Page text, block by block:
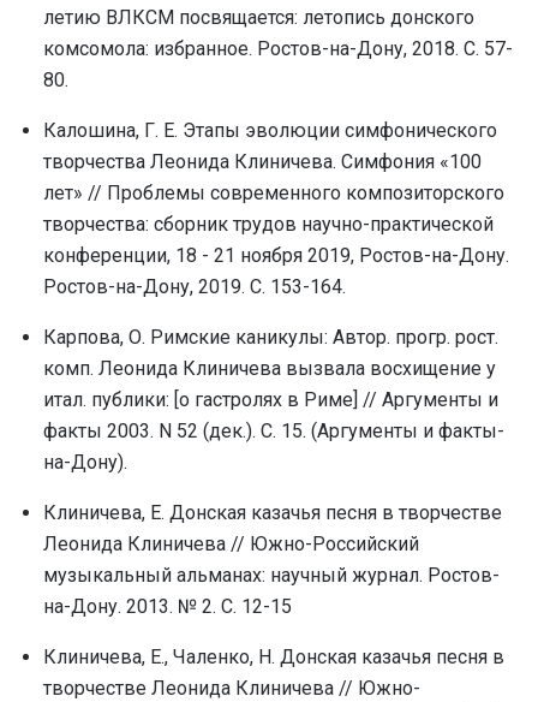
летию ВЛКСМ посвящается: летопись донского
комсомола: избранное. Ростов-на-Дону, 2018. С. 57-
80.
Калошина, Г. Е. Этапы эволюции симфонического
творчества Леонида Клиничева. Симфония «100
лет» // Проблемы современного композиторского
творчества: сборник трудов научно-практической
конференции, 18 - 21 ноября 2019, Ростов-на-Дону.
Ростов-на-Дону, 2019. С. 153-164.
Карпова, О. Римские каникулы: Автор. прогр. рост.
комп. Леонида Клиничева вызвала восхищение у
итал. публики: [о гастролях в Риме] // Аргументы и
факты 2003. N 52 (дек.). С. 15. (Аргументы и факты-
на-Дону).
Клиничева, Е. Донская казачья песня в творчестве
Леонида Клиничева // Южно-Российский
музыкальный альманах: научный журнал. Ростов-
на-Дону. 2013. № 2. С. 12-15
Клиничева, Е., Чаленко, Н. Донская казачья песня в
творчестве Леонида Клиничева // Южно-